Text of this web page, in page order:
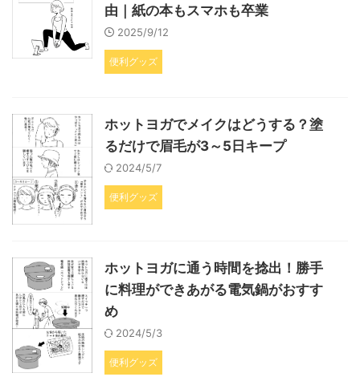
由｜紙の本もスマホも卒業
2025/9/12
便利グッズ
ホットヨガでメイクはどうする？塗
るだけで眉毛が3～5日キープ
2024/5/7
便利グッズ
ホットヨガに通う時間を捻出！勝手
に料理ができあがる電気鍋がおすす
め
2024/5/3
便利グッズ